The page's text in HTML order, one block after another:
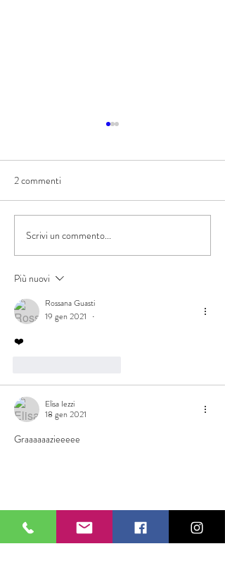
8° Cento Croci Trail
Ultramarathon
2 commenti
Scrivi un commento...
Più nuovi
Rossana Guasti
19 gen 2021
•
❤️
Elisa Iezzi
18 gen 2021
Graaaaaazieeeee